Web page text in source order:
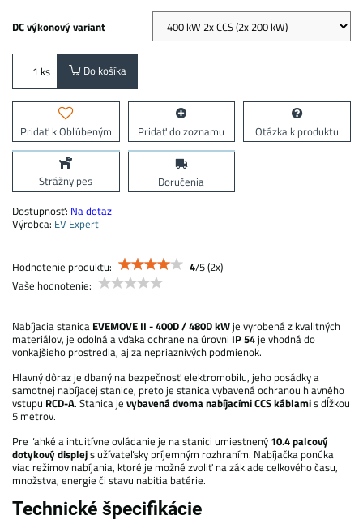
DC výkonový variant
ks Do košíka
Pridať k Obľúbeným Pridať do zoznamu Otázka k produktu
Strážny pes
Doručenia
Dostupnosť: Na dotaz
Výrobca: EV Expert
Hodnotenie produktu: 4/5(2x)
Vaše hodnotenie:
Nabíjacia stanica EVEMOVE II - 400D / 480D kW je vyrobená z kvalitných
materiálov, je odolná a vďaka ochrane na úrovni IP 54 je vhodná do
vonkajšieho prostredia, aj za nepriaznivých podmienok.
Hlavný dôraz je dbaný na bezpečnosť elektromobilu, jeho posádky a
samotnej nabíjacej stanice, preto je stanica vybavená ochranou hlavného
vstupu RCD-A. Stanica je vybavená dvoma nabíjacími CCS káblamis dĺžkou
5 metrov.
Pre ľahké a intuitívne ovládanie je na stanici umiestnený 10.4 palcový
dotykový displejs užívateľsky príjemným rozhraním. Nabíjačka ponúka
viac režimov nabíjania, ktoré je možné zvoliť na základe celkového času,
množstva, energie či stavu nabitia batérie.
Technické špecifikácie